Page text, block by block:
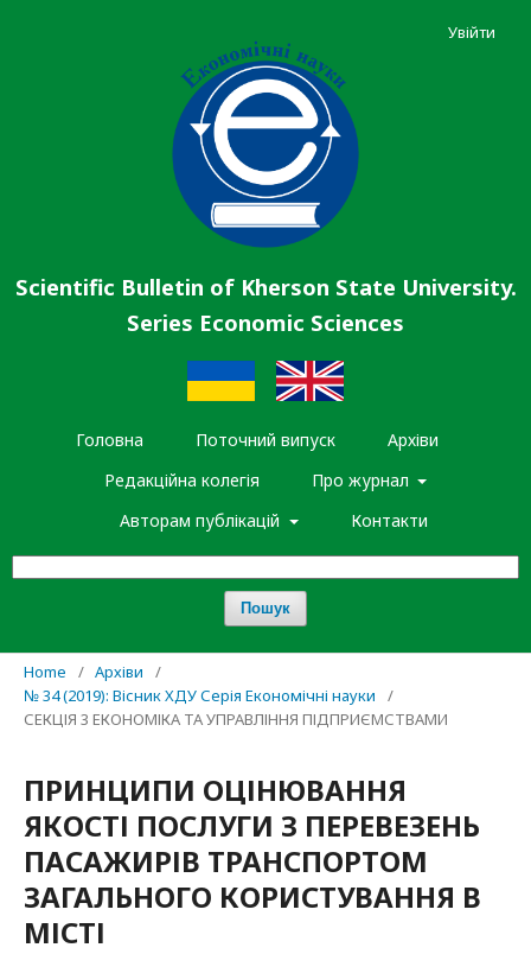
Scientific Bulletin of Kherson State University.
Series Economic Sciences
Головна Поточний випуск
Архіви
Редакційна колегія
Про журнал
Авторам публікацій
Контакти
Пошук
Увійти
Home / Архіви
/
№ 34 (2019): Вісник ХДУ Серія Економічні науки
/
СЕКЦІЯ 3 ЕКОНОМІКА ТА УПРАВЛІННЯ ПІДПРИЄМСТВАМИ
ПРИНЦИПИ ОЦІНЮВАННЯ
ЯКОСТІ ПОСЛУГИ З ПЕРЕВЕЗЕНЬ
ПАСАЖИРІВ ТРАНСПОРТОМ
ЗАГАЛЬНОГО КОРИСТУВАННЯ В
МІСТІ